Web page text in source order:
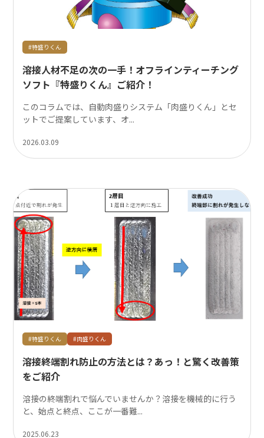
2026.03.09
#特盛りくん
溶接人材不足の次の一手！オフラインティーチング
ソフト『特盛りくん』ご紹介！
このコラムでは、自動肉盛りシステム「肉盛りくん」とセ
ットでご提案しています、オ...
2025.06.23
#特盛りくん #肉盛りくん
溶接終端割れ防止の方法とは？あっ！と驚く改善策
をご紹介
溶接の終端割れで悩んでいませんか？溶接を機械的に行う
と、始点と終点、ここが一番難...